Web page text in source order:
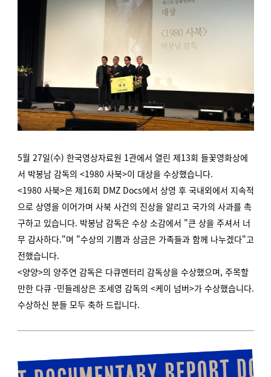
5월 27일(수) 한국영상자료원 1관에서 열린 제13회 들꽃영화상에
서 박봉남 감독의 <1980 사북>이 대상을 수상했습니다.
<1980 사북>은 제16회 DMZ Docs에서 상영 후 국내외에서 지속적
으로 상영을 이어가며 사북 사건의 진상을 알리고 국가의 사과를 촉
구하고 있습니다. 박봉남 감독은 수상 소감에서 "큰 상을 주셔서 너
무 감사하다."며 "수상의 기쁨과 상금은 가족들과 함께 나누겠다"고
전했습니다.
<양양>의 양주연 감독은 다큐멘터리 감독상을 수상했으며, 주목할
만한 다큐 -민들레상은 조세영 감독의 <케이 넘버>가 수상했습니다.
수상하신 분들 모두 축하 드립니다.